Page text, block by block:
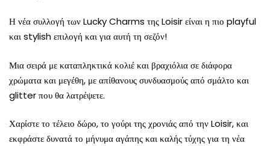
Η νέα συλλογή των Lucky Charms της Loisir είναι η πιο playful
και stylish επιλογή και για αυτή τη σεζόν!
Μια σειρά με καταπληκτικά κολιέ και βραχιόλια σε διάφορα
χρώματα και μεγέθη, με απίθανους συνδυασμούς από σμάλτο και
glitter που θα λατρέψετε.
Χαρίστε το τέλειο δώρο, το γούρι της χρονιάς από την Loisir, και
εκφράστε δυνατά το μήνυμα αγάπης και καλής τύχης για τη νέα